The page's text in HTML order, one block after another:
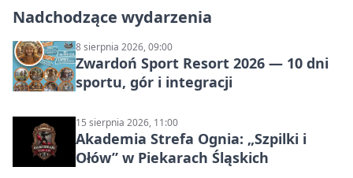
Nadchodzące wydarzenia
8 sierpnia 2026, 09:00
Zwardoń Sport Resort 2026 — 10 dni
sportu, gór i integracji
15 sierpnia 2026, 11:00
Akademia Strefa Ognia: „Szpilki i
Ołów” w Piekarach Śląskich